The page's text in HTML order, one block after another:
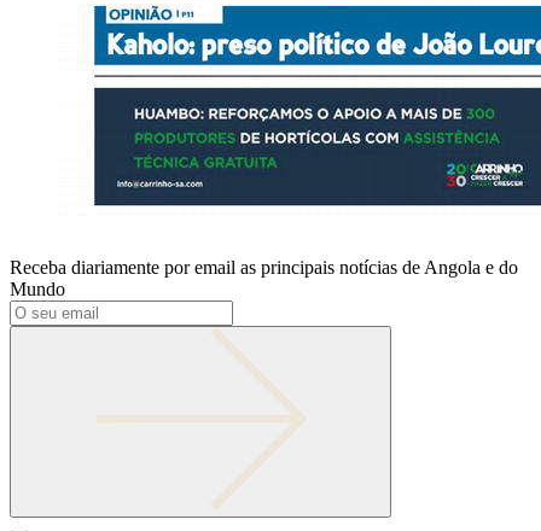
Receba diariamente por email as principais notícias de Angola e do
Mundo